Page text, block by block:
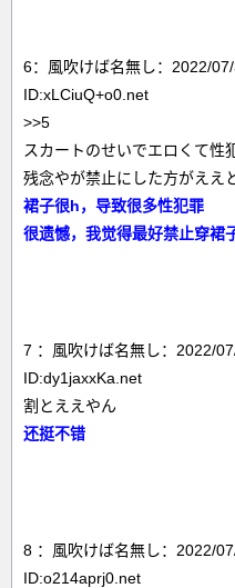
6：風吹けば名無し：2022/
ID:xLCiuQ+o0.net
>>5
スカートのせいでエロくて性
残念やが禁止にした方がええ
裙子很h，导致很多性犯罪
很遗憾，我觉得最好禁止穿裙
7 ：風吹けば名無し：2022/
ID:dy1jaxxKa.net
割とええやん
还挺不错
8 ：風吹けば名無し：2022/
ID:o214aprj0.net